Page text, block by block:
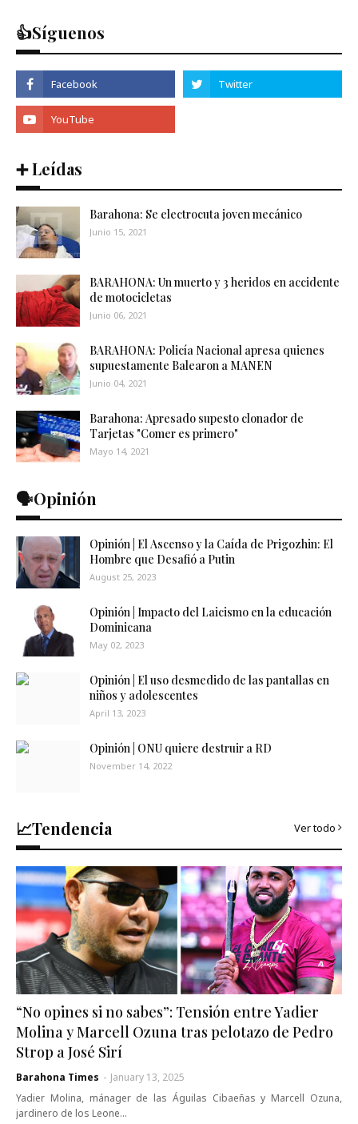
👍Síguenos
➕ Leídas
Barahona: Se electrocuta joven mecánico
Junio 15, 2021
BARAHONA: Un muerto y 3 heridos en accidente
de motocicletas
Junio 06, 2021
BARAHONA: Policía Nacional apresa quienes
supuestamente Balearon a MANEN
Junio 04, 2021
Barahona: Apresado supesto clonador de
Tarjetas "Comer es primero"
Mayo 14, 2021
🗣️Opinión
Opinión | El Ascenso y la Caída de Prigozhin: El
Hombre que Desafió a Putin
August 25, 2023
Opinión | Impacto del Laicismo en la educación
Dominicana
May 02, 2023
Opinión | El uso desmedido de las pantallas en
niños y adolescentes
April 13, 2023
Opinión | ONU quiere destruir a RD
November 14, 2022
📈Tendencia Ver todo
“No opines si no sabes”: Tensión entre Yadier
Molina y Marcell Ozuna tras pelotazo de Pedro
Strop a José Sirí
Barahona Times - January 13, 2025
Yadier Molina, mánager de las Águilas Cibaeñas y Marcell Ozuna,
jardinero de los Leone…